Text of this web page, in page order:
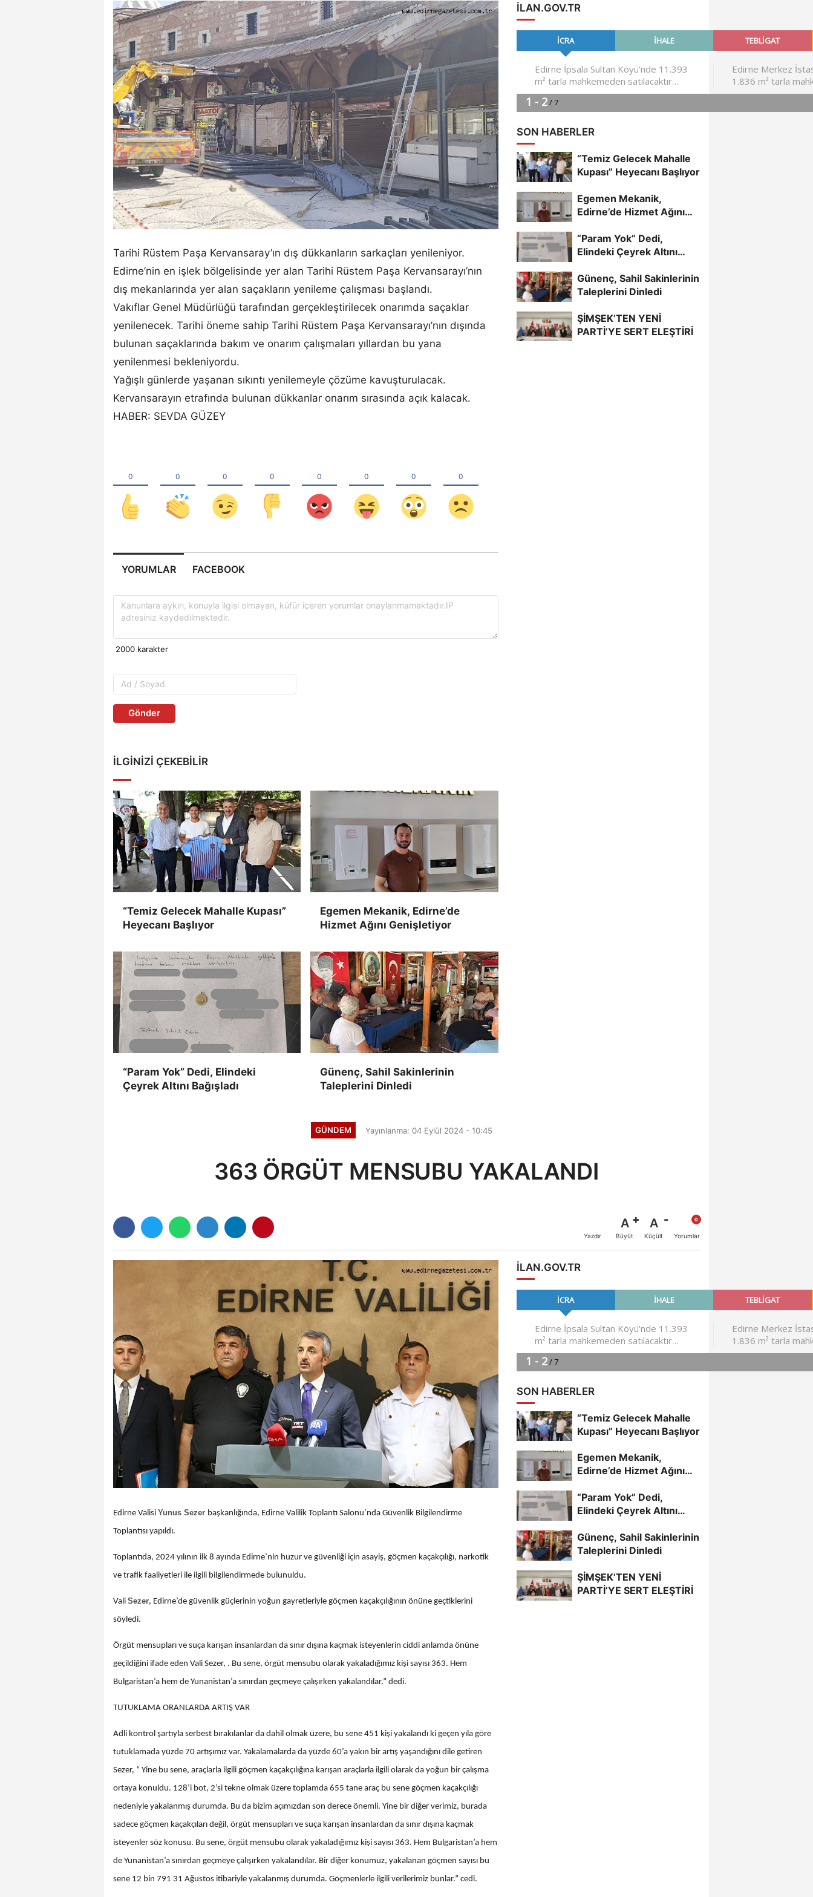
Tarihi Rüstem Paşa Kervansaray’ın dış dükkanların sarkaçları yenileniyor.
Edirne’nin en işlek bölgelisinde yer alan Tarihi Rüstem Paşa Kervansarayı’nın
dış mekanlarında yer alan saçakların yenileme çalışması başlandı.
Vakıflar Genel Müdürlüğü tarafından gerçekleştirilecek onarımda saçaklar
yenilenecek. Tarihi öneme sahip Tarihi Rüstem Paşa Kervansarayı’nın dışında
bulunan saçaklarında bakım ve onarım çalışmaları yıllardan bu yana
yenilenmesi bekleniyordu.
Yağışlı günlerde yaşanan sıkıntı yenilemeyle çözüme kavuşturulacak.
Kervansarayın etrafında bulunan dükkanlar onarım sırasında açık kalacak.
HABER: SEVDA GÜZEY
YORUMLAR FACEBOOK
Gönder
İLGINIZI ÇEKEBILIR
“Temiz Gelecek Mahalle Kupası”
Heyecanı Başlıyor
Egemen Mekanik, Edirne’de
Hizmet Ağını Genişletiyor
“Param Yok” Dedi, Elindeki
Çeyrek Altını Bağışladı
Günenç, Sahil Sakinlerinin
Taleplerini Dinledi
ILAN.GOV.TR
SON HABERLER
“Temiz Gelecek Mahalle
Kupası” Heyecanı Başlıyor
Egemen Mekanik,
Edirne’de Hizmet Ağını
“Param Yok” Dedi,
Elindeki Çeyrek Altını
Günenç, Sahil Sakinlerinin
Taleplerini Dinledi
ŞİMŞEK’TEN YENİ
PARTİ’YE SERT ELEŞTİRİ
GÜNDEM Yayınlanma: 04 Eylül 2024 - 10:45
363 ÖRGÜT MENSUBU YAKALANDI
Yazdır
A
Büyüt
A
Küçült Yorumlar
Edirne Valisi Yunus Sezer başkanlığında, Edirne Valilik Toplantı Salonu’nda Güvenlik Bilgilendirme
Toplantısı yapıldı.
Toplantıda, 2024 yılının ilk 8 ayında Edirne’nin huzur ve güvenliği için asayiş, göçmen kaçakçılığı, narkotik
ve trafik faaliyetleri ile ilgili bilgilendirmede bulunuldu.
Vali Sezer, Edirne’de güvenlik güçlerinin yoğun gayretleriyle göçmen kaçakçılığının önüne geçtiklerini
söyledi.
Örgüt mensupları ve suça karışan insanlardan da sınır dışına kaçmak isteyenlerin ciddi anlamda önüne
geçildiğini ifade eden Vali Sezer, . Bu sene, örgüt mensubu olarak yakaladığımız kişi sayısı 363. Hem
Bulgaristan’a hem de Yunanistan’a sınırdan geçmeye çalışırken yakalandılar.” dedi.
TUTUKLAMA ORANLARDA ARTIŞ VAR
Adli kontrol şartıyla serbest bırakılanlar da dahil olmak üzere, bu sene 451 kişi yakalandı ki geçen yıla göre
tutuklamada yüzde 70 artışımız var. Yakalamalarda da yüzde 60’a yakın bir artış yaşandığını dile getiren
Sezer, “ Yine bu sene, araçlarla ilgili göçmen kaçakçılığına karışan araçlarla ilgili olarak da yoğun bir çalışma
ortaya konuldu. 128’i bot, 2’si tekne olmak üzere toplamda 655 tane araç bu sene göçmen kaçakçılığı
nedeniyle yakalanmış durumda. Bu da bizim açımızdan son derece önemli. Yine bir diğer verimiz, burada
sadece göçmen kaçakçıları değil, örgüt mensupları ve suça karışan insanlardan da sınır dışına kaçmak
isteyenler söz konusu. Bu sene, örgüt mensubu olarak yakaladığımız kişi sayısı 363. Hem Bulgaristan’a hem
de Yunanistan’a sınırdan geçmeye çalışırken yakalandılar. Bir diğer konumuz, yakalanan göçmen sayısı bu
sene 12 bin 791 31 Ağustos itibariyle yakalanmış durumda. Göçmenlerle ilgili verilerimiz bunlar.” cedi.
ILAN.GOV.TR
SON HABERLER
“Temiz Gelecek Mahalle
Kupası” Heyecanı Başlıyor
Egemen Mekanik,
Edirne’de Hizmet Ağını
“Param Yok” Dedi,
Elindeki Çeyrek Altını
Günenç, Sahil Sakinlerinin
Taleplerini Dinledi
ŞİMŞEK’TEN YENİ
PARTİ’YE SERT ELEŞTİRİ